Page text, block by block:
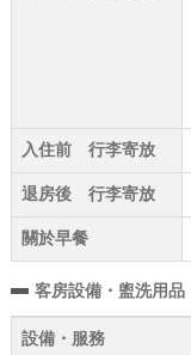
入住前 行李寄放
退房後 行李寄放
關於早餐
客房設備・盥洗用品
設備・服務